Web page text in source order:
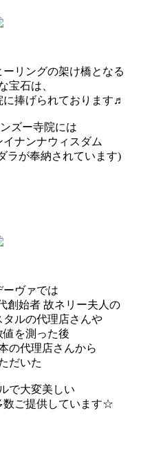
リングの架け橋となる
宝石は、
捧げられております♬
ズー寺院には
ナンナウィスダム
ラが奉納されています)
ーヴァでは
創始者 故ネリー夫人の
ルの代理店さんや
を測った後
の代理店さんから
だいた
で大変美しい
数ご提供しています☆